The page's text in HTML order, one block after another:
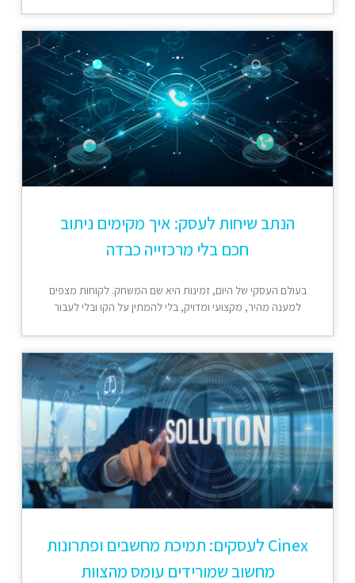
הנתב שיחות לעסק: איך מקימים ניתוב
חכם בלי מרכזייה כבדה
בעולם העסקי של היום, זמינות היא שם המשחק. לקוחות מצפים
למענה מהיר, מקצועי ומדויק, בלי להמתין על הקו ובלי לעבור
Cinex לעסקים: תמיכת מחשבים ופתרונות
מחשוב שמורידים עומס מהצוות